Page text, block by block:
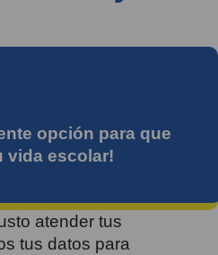
opción para que
vida escolar!
atender tus
tus datos para